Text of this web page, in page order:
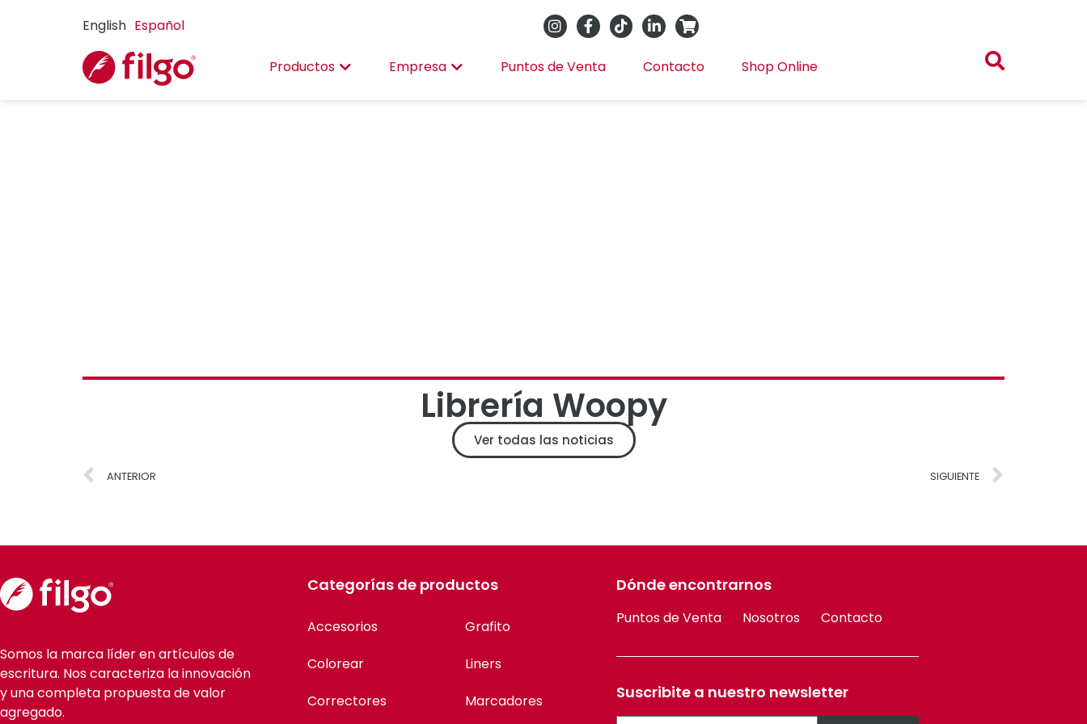
English Español
Productos Empresa Puntos de Venta Contacto Shop Online
Librería Woopy
Ver todas las noticias
ANTERIOR SIGUIENTE
Somos la marca líder en artículos de
escritura. Nos caracteriza la innovación
y una completa propuesta de valor
agregado.
Categorías de productos
Accesorios
Colorear
Correctores
Grafito
Liners
Marcadores
Dónde encontrarnos
Puntos de Venta Nosotros Contacto
Suscribite a nuestro newsletter